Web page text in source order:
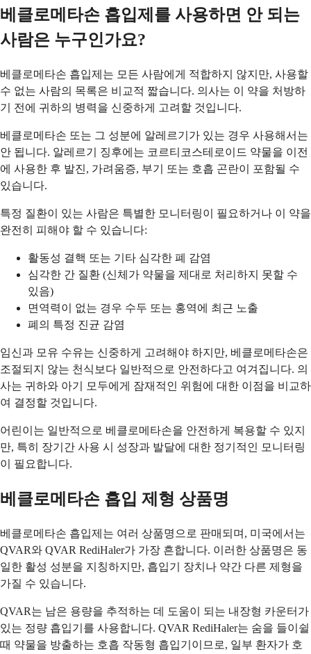
베클로메타손 흡입제를 사용하면 안 되는
사람은 누구인가요?
베클로메타손 흡입제는 모든 사람에게 적합하지 않지만, 사용할
수 없는 사람의 목록은 비교적 짧습니다. 의사는 이 약을 처방하
기 전에 귀하의 병력을 신중하게 고려할 것입니다.
베클로메타손 또는 그 성분에 알레르기가 있는 경우 사용해서는
안 됩니다. 알레르기 징후에는 코르티코스테로이드 약물을 이전
에 사용한 후 발진, 가려움증, 부기 또는 호흡 곤란이 포함될 수
있습니다.
특정 질환이 있는 사람은 특별한 모니터링이 필요하거나 이 약을
완전히 피해야 할 수 있습니다:
활동성 결핵 또는 기타 심각한 폐 감염
심각한 간 질환 (신체가 약물을 제대로 처리하지 못할 수
있음)
면역력이 없는 경우 수두 또는 홍역에 최근 노출
폐의 특정 진균 감염
임신과 모유 수유는 신중하게 고려해야 하지만, 베클로메타손은
조절되지 않는 천식보다 일반적으로 안전하다고 여겨집니다. 의
사는 귀하와 아기 모두에게 잠재적인 위험에 대한 이점을 비교하
여 결정할 것입니다.
어린이는 일반적으로 베클로메타손을 안전하게 복용할 수 있지
만, 특히 장기간 사용 시 성장과 발달에 대한 정기적인 모니터링
이 필요합니다.
베클로메타손 흡입 제형 상품명
베클로메타손 흡입제는 여러 상품명으로 판매되며, 미국에서는
QVAR와 QVAR RediHaler가 가장 흔합니다. 이러한 상품명은 동
일한 활성 성분을 지칭하지만, 흡입기 장치나 약간 다른 제형을
가질 수 있습니다.
QVAR는 남은 용량을 추적하는 데 도움이 되는 내장형 카운터가
있는 정량 흡입기를 사용합니다. QVAR RediHaler는 숨을 들이쉴
때 약물을 방출하는 호흡 작동형 흡입기이므로, 일부 환자가 호